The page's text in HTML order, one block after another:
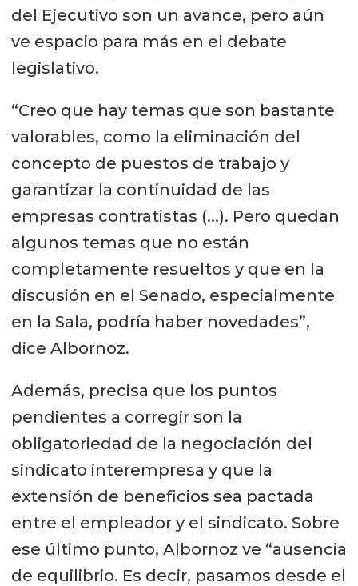
del Ejecutivo son un avance, pero aún
ve espacio para más en el debate
legislativo.
“Creo que hay temas que son bastante
valorables, como la eliminación del
concepto de puestos de trabajo y
garantizar la continuidad de las
empresas contratistas (...). Pero quedan
algunos temas que no están
completamente resueltos y que en la
discusión en el Senado, especialmente
en la Sala, podría haber novedades”,
dice Albornoz.
Además, precisa que los puntos
pendientes a corregir son la
obligatoriedad de la negociación del
sindicato interempresa y que la
extensión de beneficios sea pactada
entre el empleador y el sindicato. Sobre
ese último punto, Albornoz ve “ausencia
de equilibrio. Es decir, pasamos desde el